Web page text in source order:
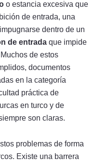
o estancia excesiva que
de entrada, una
dentro de un
de entrada que impide
de estos
documentos
en la categoría
práctica de
en turco y de
son claras.
problemas de forma
Existe una barrera